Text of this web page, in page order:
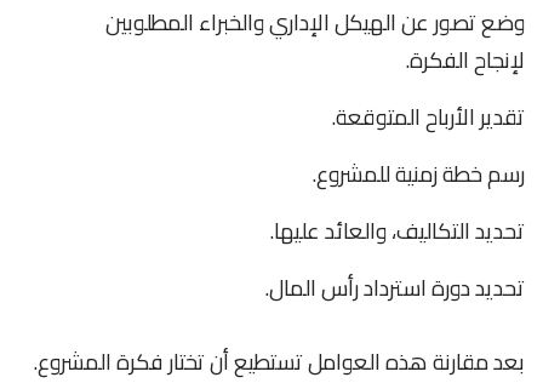
وضع تصور عن الهيكل الإداري والخبراء المطلوبين
لإنجاح الفكرة.
تقدير الأرباح المتوقعة.
رسم خطة زمنية للمشروع.
تحديد التكاليف، والعائد عليها.
تحديد دورة استرداد رأس المال.
بعد مقارنة هذه العوامل تستطيع أن تختار فكرة المشروع.